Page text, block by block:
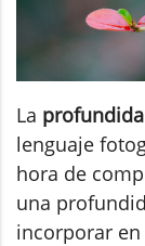
La
lenguaje
hora de
una
incorporar